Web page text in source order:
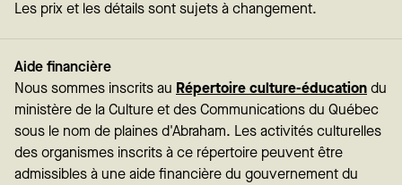
Les prix et les détails sont sujets à changement.
Aide financière
Nous sommes inscrits au Répertoire culture-éducation du
ministère de la Culture et des Communications du Québec
sous le nom de plaines d'Abraham. Les activités culturelles
des organismes inscrits à ce répertoire peuvent être
admissibles à une aide financière du gouvernement du